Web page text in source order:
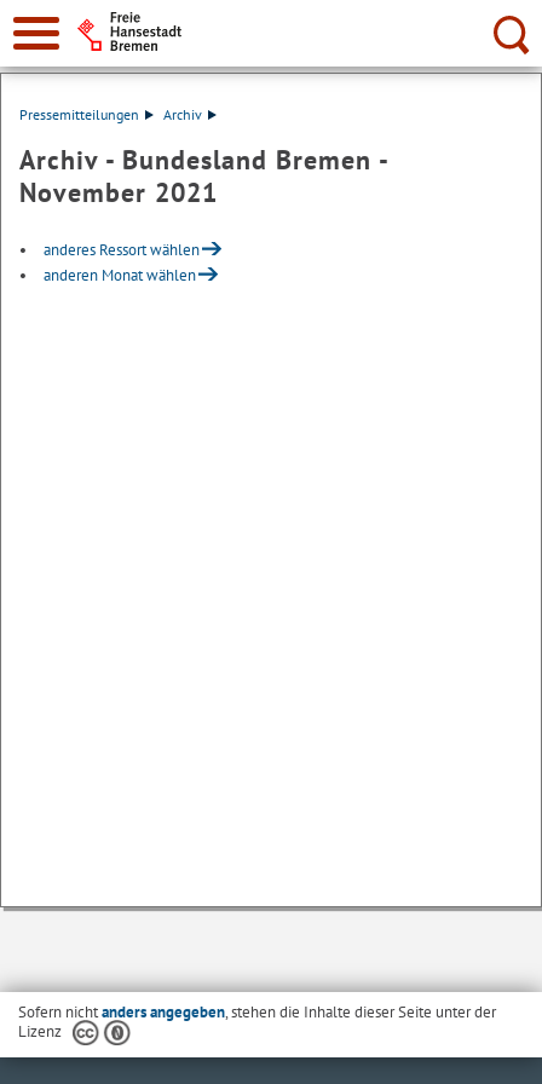
Suche:
Pressemitteilungen Archiv
Archiv - Bundesland Bremen -
November 2021
anderes Ressort wählen
anderen Monat wählen
Sofern nichtanders angegeben, stehen die Inhalte dieser Seite unter der
Lizenz